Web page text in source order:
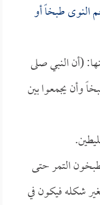
النوى طبخاً أو
(أن النبي صلى
وأن يجمعوا بين
التمر حتى
شكله فيكون في